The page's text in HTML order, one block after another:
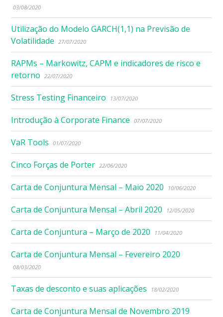
03/08/2020
Utilização do Modelo GARCH(1,1) na Previsão de
Volatilidade
27/07/2020
RAPMs – Markowitz, CAPM e indicadores de risco e
retorno
22/07/2020
Stress Testing Financeiro 13/07/2020
Introdução à Corporate Finance 07/07/2020
VaR Tools 01/07/2020
Cinco Forças de Porter 22/06/2020
Carta de Conjuntura Mensal – Maio 2020 10/06/2020
Carta de Conjuntura Mensal – Abril 2020 12/05/2020
Carta de Conjuntura – Março de 2020 11/04/2020
Carta de Conjuntura Mensal – Fevereiro 2020
08/03/2020
Taxas de desconto e suas aplicações 18/02/2020
Carta de Conjuntura Mensal de Novembro 2019